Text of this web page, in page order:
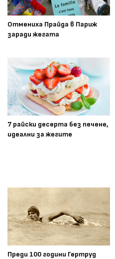
Отмениха Прайда в Париж
заради жегата
7 райски десерта без печене,
идеални за жегите
Преди 100 години Гертруд